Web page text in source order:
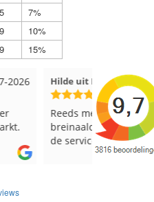
7%
10%
15%
17-7-2026
en
tevreden over
Loes uit
Snelle